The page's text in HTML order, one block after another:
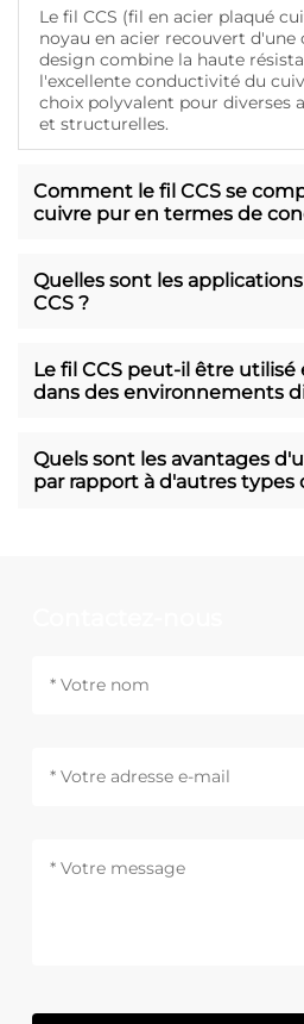
Le fil CCS (fil en acier plaqué
noyau en acier recouvert d'une
design combine la haute
l'excellente conductivité du
choix polyvalent pour diverses
et structurelles.
Comment le fil CCS se
cuivre pur en termes de
Quelles sont les
CCS ?
Le fil CCS peut-il être
dans des environnements
Quels sont les avantages
par rapport à d'autres types